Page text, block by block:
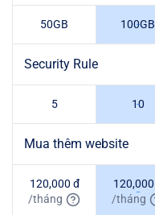
50GB 100GB
Security Rule
5 10
Mua thêm website
120,000 đ
/tháng
120,000
/tháng